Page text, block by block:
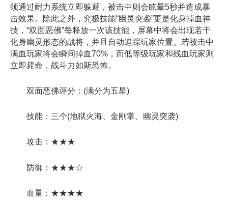
须通过耐力系统立即躲避，被击中则会眩晕5秒并造成暴
击效果。除此之外，究极技能“幽灵突袭”更是化身掉血神
技，“双面恶佛”每释放一次该技能，屏幕中将会出现若干
化身幽灵形态的战将，并且自动追踪玩家位置。若被击中
满血玩家将会瞬间掉血70%，而低等级玩家和残血玩家则
立即毙命，战斗力如斯恐怖。
双面恶佛评分：(满分为五星)
技能：三个(地狱火海、金刚掌、幽灵突袭)
攻击：★★★
防御：★★★☆
血量：★★★★